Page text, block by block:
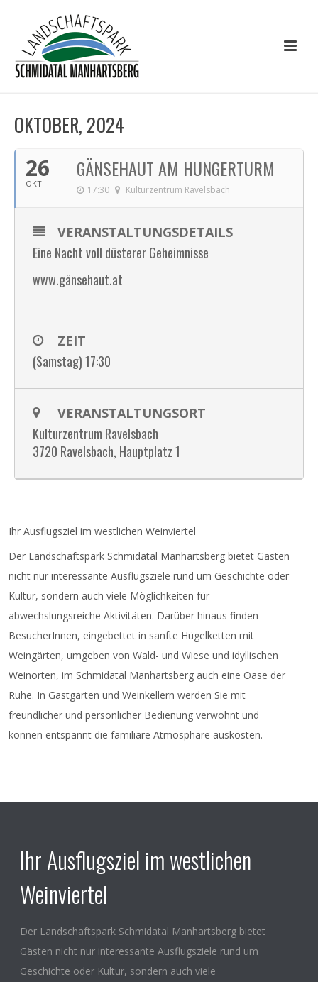
OKTOBER, 2024
26
OKT
GÄNSEHAUT AM HUNGERTURM
17:30 Kulturzentrum Ravelsbach
VERANSTALTUNGSDETAILS
Eine Nacht voll düsterer Geheimnisse
www.gänsehaut.at
ZEIT
(Samstag) 17:30
VERANSTALTUNGSORT
Kulturzentrum Ravelsbach
3720 Ravelsbach, Hauptplatz 1
Ihr Ausflugsziel im westlichen Weinviertel
Der Landschaftspark Schmidatal Manhartsberg bietet Gästen
nicht nur interessante Ausflugsziele rund um Geschichte oder
Kultur, sondern auch viele Möglichkeiten für
abwechslungsreiche Aktivitäten. Darüber hinaus finden
BesucherInnen, eingebettet in sanfte Hügelketten mit
Weingärten, umgeben von Wald- und Wiese und idyllischen
Weinorten, im Schmidatal Manhartsberg auch eine Oase der
Ruhe. In Gastgärten und Weinkellern werden Sie mit
freundlicher und persönlicher Bedienung verwöhnt und
können entspannt die familiäre Atmosphäre auskosten.
Ihr Ausflugsziel im westlichen
Weinviertel
Der Landschaftspark Schmidatal Manhartsberg bietet
Gästen nicht nur interessante Ausflugsziele rund um
Geschichte oder Kultur, sondern auch viele